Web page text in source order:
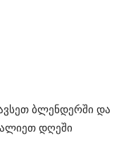
ბლენდერში და
დღეში